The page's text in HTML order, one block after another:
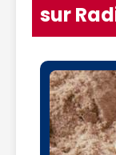
sur